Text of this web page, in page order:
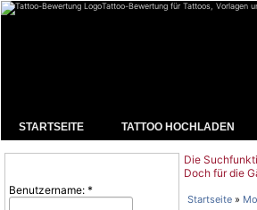
Tattoo-Bewertung für Tattoos, Vorlagen
STARTSEITE TATTOO HOCHLADEN
Benutzername: *
Die
Doch für die
Startseite »